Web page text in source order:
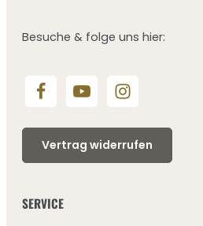
Besuche & folge uns hier:
Vertrag widerrufen
SERVICE